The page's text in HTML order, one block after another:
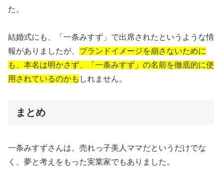
た。
結婚式にも、「一条みすず」で出席されたというような情
報がありましたが、 ブランドイメージを崩さないために
も、本名は明かさず、「一条みすず」の名前を徹底的に使
用されているのかも しれません。
まとめ
一条みすずさんは、売れっ子美人ママだというだけでな
く、夢と考えをもった実業家でもありました。